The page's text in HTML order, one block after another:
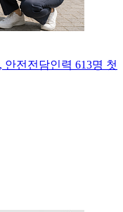
전전담인력 613명 첫